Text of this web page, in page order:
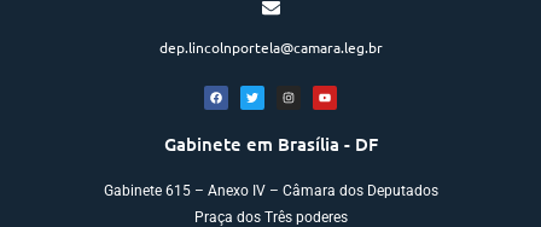
dep.lincolnportela@camara.leg.br
Gabinete em Brasília - DF
Gabinete 615 – Anexo IV – Câmara dos Deputados
Praça dos Três poderes